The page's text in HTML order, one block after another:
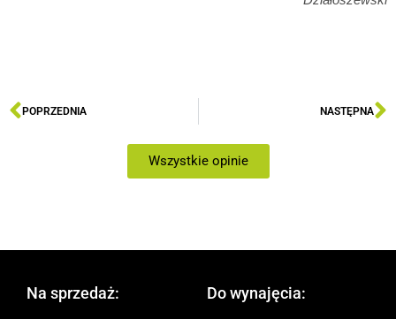
POPRZEDNIA NASTĘPNA
Wszystkie opinie
Na sprzedaż: Do wynajęcia: